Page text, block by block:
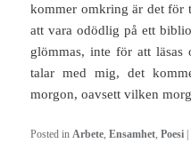
kommer omkring är det för
att vara odödlig på ett
glömmas, inte för att läsas
talar med mig, det
morgon, oavsett vilken
Posted in Arbete,Ensamhet,Poesi